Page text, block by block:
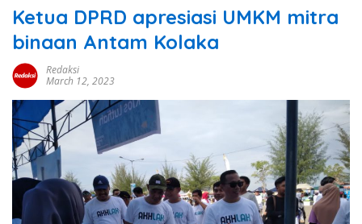
Ketua DPRD apresiasi UMKM mitra
binaan Antam Kolaka
Redaksi
March 12, 2023